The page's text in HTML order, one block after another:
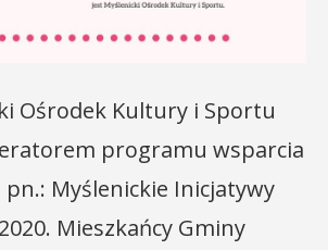
Ośrodek Kultury i Sportu
programu wsparcia
Myślenickie Inicjatywy
Mieszkańcy Gminy